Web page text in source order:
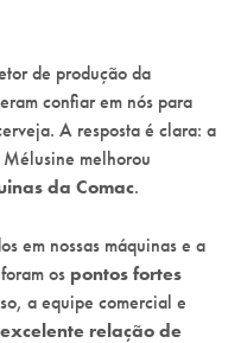
de produção da
confiar em nós para
A resposta é clara: a
melhorou
da Comac.
em nossas máquinas e a
os pontos fortes
a equipe comercial e
excelente relação de